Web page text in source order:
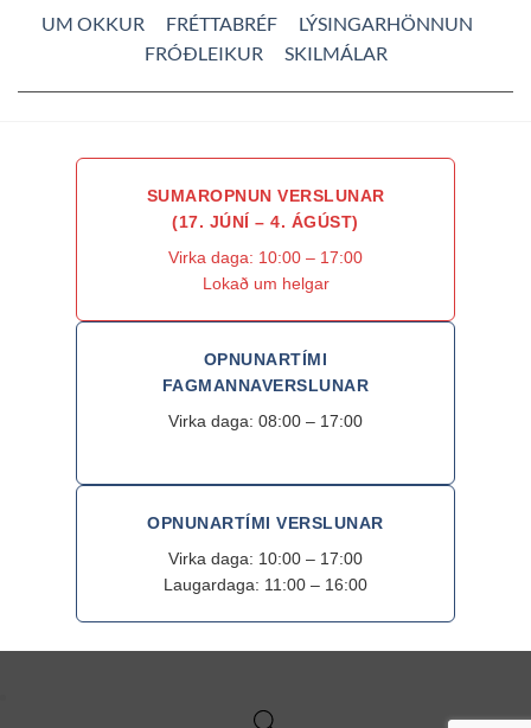
UM OKKUR FRÉTTABRÉF
LÝSINGARHÖNNUN
FRÓÐLEIKUR
SKILMÁLAR
SUMAROPNUN VERSLUNAR
(17. JÚNÍ – 4. ÁGÚST)
Virka daga: 10:00 – 17:00
Lokað um helgar
OPNUNARTÍMI
FAGMANNAVERSLUNAR
Virka daga: 08:00 – 17:00
OPNUNARTÍMI VERSLUNAR
Virka daga: 10:00 – 17:00
Laugardaga: 11:00 – 16:00